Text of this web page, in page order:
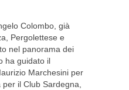
Colombo, già
Pergolettese e
nel panorama dei
ha guidato il
Marchesini per
il Club Sardegna,